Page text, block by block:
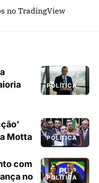
no TradingView
POLÍTICA
POLÍTICA
Motta
POLÍTICA
com
no